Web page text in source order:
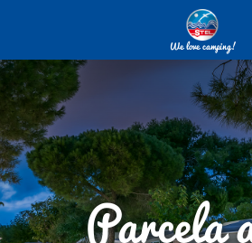
We love camping!
Parcela